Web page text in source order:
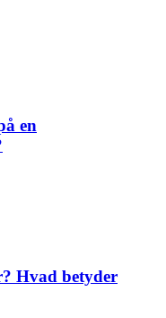
en
Hvad betyder